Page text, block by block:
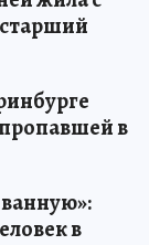
в
в